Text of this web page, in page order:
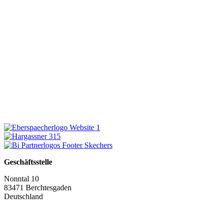
Geschäftsstelle
Nonntal 10
83471 Berchtesgaden
Deutschland